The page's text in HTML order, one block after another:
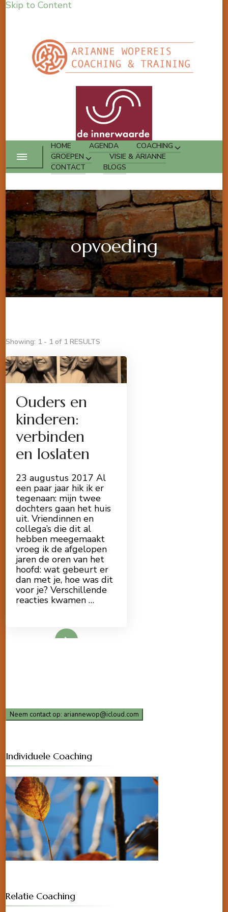
Skip to Content
HOME AGENDA
COACHING
GROEPEN
VISIE & ARIANNE
CONTACT
BLOGS
opvoeding
Showing: 1 - 1 of 1 RESULTS
Ouders en
kinderen:
verbinden
en loslaten
23 augustus 2017 Al
een paar jaar hik ik er
tegenaan: mijn twee
dochters gaan het huis
uit. Vriendinnen en
collega’s die dit al
hebben meegemaakt
vroeg ik de afgelopen
jaren de oren van het
hoofd: wat gebeurt er
dan met je, hoe was dit
voor je? Verschillende
reacties kwamen …
Neem contact op: ariannewop@icloud.com
Individuele Coaching
Relatie Coaching